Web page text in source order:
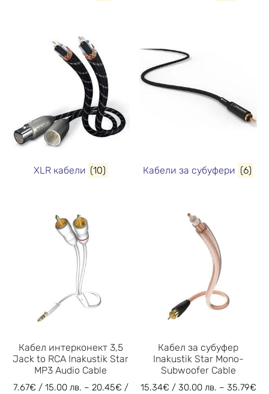
XLR кабели (10) Кабели за субуфери (6)
Кабел интерконект 3,5
Jack to RCA Inakustik Star
MP3 Audio Cable
7.67€ / 15.00 лв. – 20.45€ /
Кабел за субуфер
Inakustik Star Mono-
Subwoofer Cable
15.34€ / 30.00 лв. – 35.79€